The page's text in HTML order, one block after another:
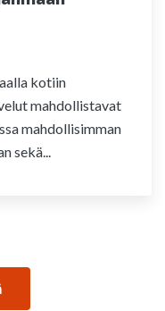
kotiin
mahdollistavat
mahdollisimman
sekä...